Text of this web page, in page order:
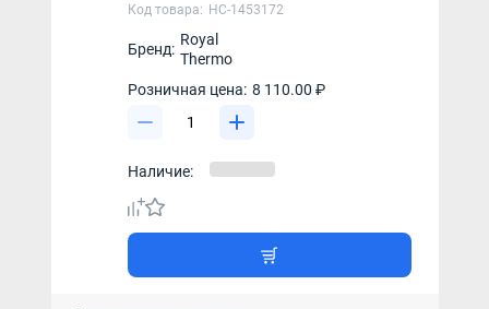
Код товара: НС-1453172
Бренд:
Royal
Thermo
Розничная цена: 8 110.00 ₽
Наличие: